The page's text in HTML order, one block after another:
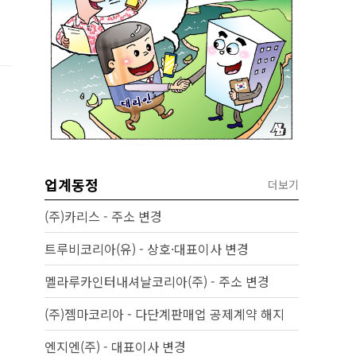
업계동정 더보기
(주)카리스 - 주소 변경
트루비코리아(유) - 상호·대표이사 변경
멜라루카인터내셔날코리아(주) - 주소 변경
(주)젬마코리아 - 다단계판매업 공제계약 해지
엔지엔(주) - 대표이사 변경